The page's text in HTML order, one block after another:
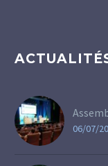
06/07/